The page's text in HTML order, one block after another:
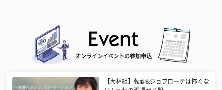
オンラインイベントの参加申込
【大林組】転勤&ジョブローテは怖くな